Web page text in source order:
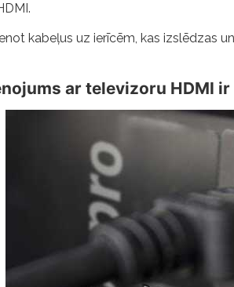
kabeļus uz ierīcēm, kas izslēdzas
ar televizoru HDMI